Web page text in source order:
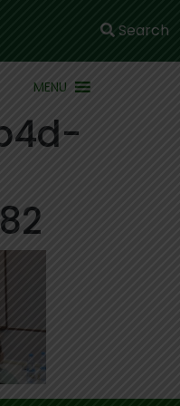
Search
MENU